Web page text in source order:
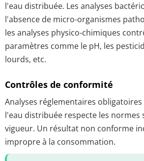
l'eau distribuée. Les analyses
l'absence de micro-organismes
les analyses physico-chimiques
paramètres comme le pH, les
lourds, etc.
Contrôles de conformité
Analyses réglementaires
l'eau distribuée respecte les normes
vigueur. Un résultat non conforme
impropre à la consommation.